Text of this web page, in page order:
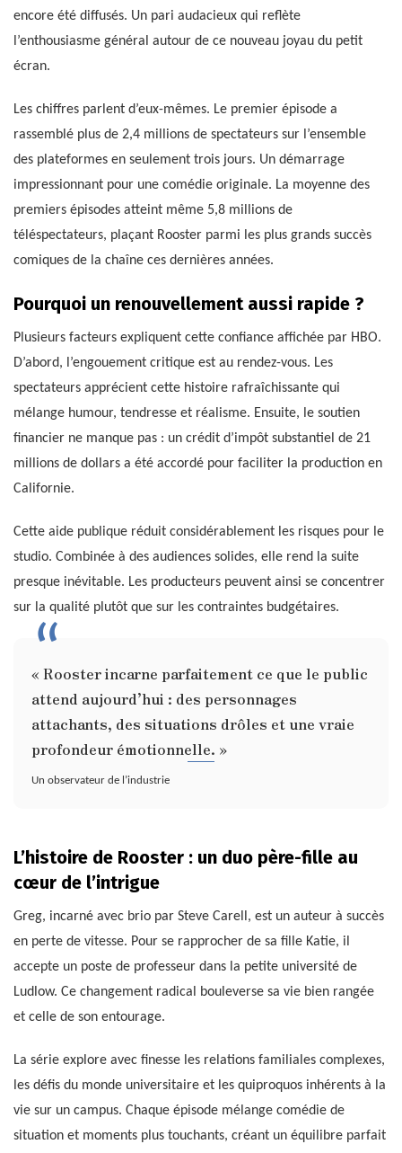
encore été diffusés. Un pari audacieux qui reflète
l’enthousiasme général autour de ce nouveau joyau du petit
écran.
Les chiffres parlent d’eux-mêmes. Le premier épisode a
rassemblé plus de 2,4 millions de spectateurs sur l’ensemble
des plateformes en seulement trois jours. Un démarrage
impressionnant pour une comédie originale. La moyenne des
premiers épisodes atteint même 5,8 millions de
téléspectateurs, plaçant Rooster parmi les plus grands succès
comiques de la chaîne ces dernières années.
Pourquoi un renouvellement aussi rapide ?
Plusieurs facteurs expliquent cette confiance affichée par HBO.
D’abord, l’engouement critique est au rendez-vous. Les
spectateurs apprécient cette histoire rafraîchissante qui
mélange humour, tendresse et réalisme. Ensuite, le soutien
financier ne manque pas : un crédit d’impôt substantiel de 21
millions de dollars a été accordé pour faciliter la production en
Californie.
Cette aide publique réduit considérablement les risques pour le
studio. Combinée à des audiences solides, elle rend la suite
presque inévitable. Les producteurs peuvent ainsi se concentrer
sur la qualité plutôt que sur les contraintes budgétaires.
« Rooster incarne parfaitement ce que le public
attend aujourd’hui : des personnages
attachants, des situations drôles et une vraie
profondeur émotionnelle. »
Un observateur de l’industrie
L’histoire de Rooster : un duo père-fille au
cœur de l’intrigue
Greg, incarné avec brio par Steve Carell, est un auteur à succès
en perte de vitesse. Pour se rapprocher de sa fille Katie, il
accepte un poste de professeur dans la petite université de
Ludlow. Ce changement radical bouleverse sa vie bien rangée
et celle de son entourage.
La série explore avec finesse les relations familiales complexes,
les défis du monde universitaire et les quiproquos inhérents à la
vie sur un campus. Chaque épisode mélange comédie de
situation et moments plus touchants, créant un équilibre parfait